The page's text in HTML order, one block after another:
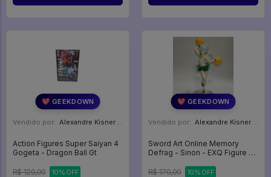
💖 GEEKDOWN
Vendido por: Alexandre Kisner - PR
Action Figures Super Saiyan 4
Gogeta - Dragon Ball Gt
R$ 120,00 10% OFF
💖 GEEKDOWN
Vendido por: Alexandre Kisner - PR
Sword Art Online Memory
Defrag - Sinon - EXQ Figure -
(Banpresto) - Sword Art Online
R$ 170,00 10% OFF